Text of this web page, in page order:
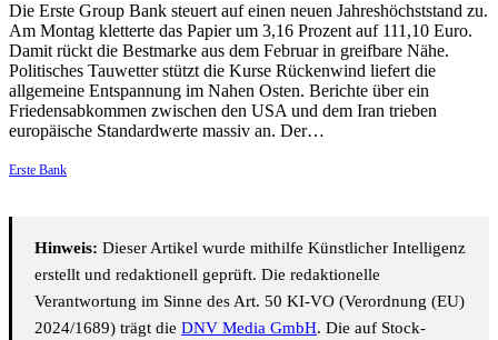
Die Erste Group Bank steuert auf einen neuen Jahreshöchststand zu.
Am Montag kletterte das Papier um 3,16 Prozent auf 111,10 Euro.
Damit rückt die Bestmarke aus dem Februar in greifbare Nähe.
Politisches Tauwetter stützt die Kurse Rückenwind liefert die
allgemeine Entspannung im Nahen Osten. Berichte über ein
Friedensabkommen zwischen den USA und dem Iran trieben
europäische Standardwerte massiv an. Der…
Erste Bank
Hinweis: Dieser Artikel wurde mithilfe Künstlicher Intelligenz
erstellt und redaktionell geprüft. Die redaktionelle
Verantwortung im Sinne des Art. 50 KI-VO (Verordnung (EU)
2024/1689) trägt die DNV Media GmbH. Die auf Stock-